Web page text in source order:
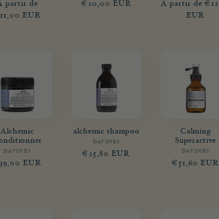
promotionnel
partir de
EUR
habituel
promotionnel
€20,00 EUR
habituel
À partir de
EUR
Alchemic
Fournisseur :
DAVINES
EUR
alchemic shampoo
Fournisseur :
DAVINES
Prix
€25,80 EUR
Calming
Superactive
DAVINES
Prix
€51,60 EUR